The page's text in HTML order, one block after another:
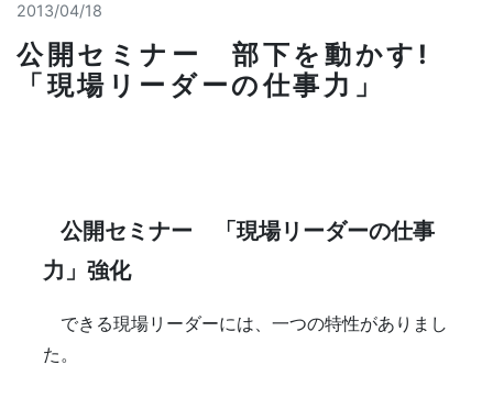
2013/04/18
公開セミナー 部下を動かす!
「現場リーダーの仕事力」
公開セミナー 「現場リーダーの仕事
力」強化
できる現場リーダーには、一つの特性がありまし
た。